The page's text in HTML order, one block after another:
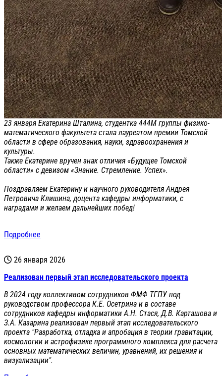
23 января Екатерина Шталина, студентка 444М группы физико-
математического факультета стала лауреатом премии Томской
области в сфере образования, науки, здравоохранения и
культуры.
Также Екатерине вручен знак отличия «Будущее Томской
области» с девизом «Знание. Стремление. Успех».
Поздравляем Екатерину и научного руководителя Андрея
Петровича Клишина, доцента кафедры информатики, с
наградами и желаем дальнейших побед!
Подробнее
26 января 2026
Реализован первый этап исследовательского проекта
В 2024 году коллективом сотрудников ФМФ ТГПУ под
руководством профессора К.Е. Осетрина и в составе
сотрудников кафедры информатики А.Н. Стася, Д.В. Карташова и
З.А. Казарина реализован первый этап исследовательского
проекта "Разработка, отладка и апробация в теории гравитации,
космологии и астрофизике программного комплекса для расчета
основных математических величин, уравнений, их решения и
визуализации".